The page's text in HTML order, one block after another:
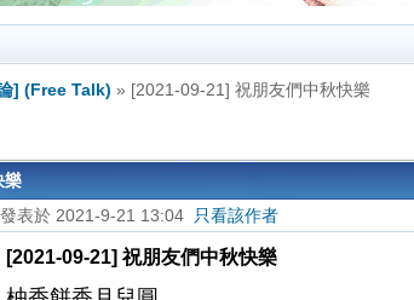
] (Free Talk) » [2021-09-21] 祝朋友們中秋快樂
樂
發表於 2021-9-21 13:04 只看該作者
[2021-09-21] 祝朋友們中秋快樂